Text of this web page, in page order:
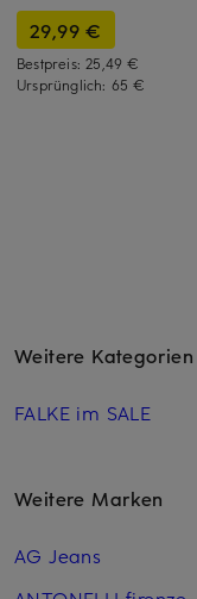
29,99 €
Bestpreis:25,49 €
Ursprünglich: 65 €
Weitere Kategorien
FALKE im SALE
Weitere Marken
AG Jeans